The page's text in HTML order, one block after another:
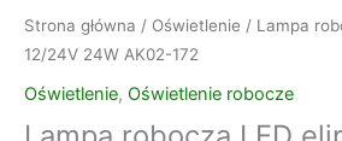
Strona główna / Oświetlenie / Lampa
12/24V 24W AK02-172
Oświetlenie, Oświetlenie robocze